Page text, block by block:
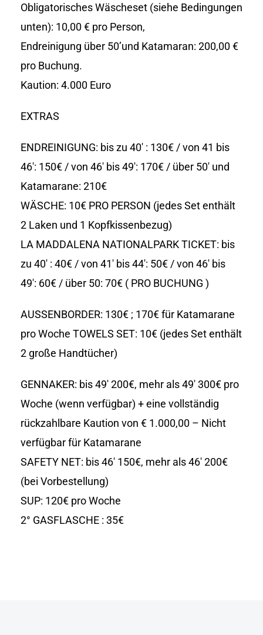
Obligatorisches Wäscheset (siehe Bedingungen
unten): 10,00 € pro Person,
Endreinigung über 50’und Katamaran: 200,00 €
pro Buchung.
Kaution: 4.000 Euro
EXTRAS
ENDREINIGUNG: bis zu 40′ : 130€ / von 41 bis
46′: 150€ / von 46′ bis 49′: 170€ / über 50′ und
Katamarane: 210€
WÄSCHE: 10€ PRO PERSON (jedes Set enthält
2 Laken und 1 Kopfkissenbezug)
LA MADDALENA NATIONALPARK TICKET: bis
zu 40′ : 40€ / von 41′ bis 44′: 50€ / von 46′ bis
49′: 60€ / über 50: 70€ ( PRO BUCHUNG )
AUSSENBORDER: 130€ ; 170€ für Katamarane
pro Woche TOWELS SET: 10€ (jedes Set enthält
2 große Handtücher)
GENNAKER: bis 49′ 200€, mehr als 49′ 300€ pro
Woche (wenn verfügbar) + eine vollständig
rückzahlbare Kaution von € 1.000,00 – Nicht
verfügbar für Katamarane
SAFETY NET: bis 46′ 150€, mehr als 46′ 200€
(bei Vorbestellung)
SUP: 120€ pro Woche
2° GASFLASCHE : 35€